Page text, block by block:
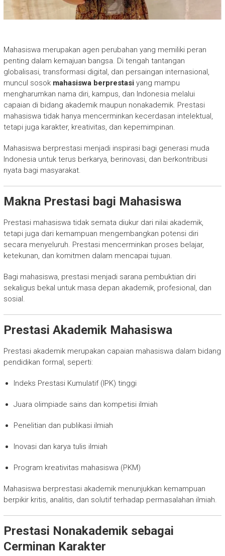
Mahasiswa merupakan agen perubahan yang memiliki peran
penting dalam kemajuan bangsa. Di tengah tantangan
globalisasi, transformasi digital, dan persaingan internasional,
muncul sosok mahasiswa berprestasi yang mampu
mengharumkan nama diri, kampus, dan Indonesia melalui
capaian di bidang akademik maupun nonakademik. Prestasi
mahasiswa tidak hanya mencerminkan kecerdasan intelektual,
tetapi juga karakter, kreativitas, dan kepemimpinan.
Mahasiswa berprestasi menjadi inspirasi bagi generasi muda
Indonesia untuk terus berkarya, berinovasi, dan berkontribusi
nyata bagi masyarakat.
Makna Prestasi bagi Mahasiswa
Prestasi mahasiswa tidak semata diukur dari nilai akademik,
tetapi juga dari kemampuan mengembangkan potensi diri
secara menyeluruh. Prestasi mencerminkan proses belajar,
ketekunan, dan komitmen dalam mencapai tujuan.
Bagi mahasiswa, prestasi menjadi sarana pembuktian diri
sekaligus bekal untuk masa depan akademik, profesional, dan
sosial.
Prestasi Akademik Mahasiswa
Prestasi akademik merupakan capaian mahasiswa dalam bidang
pendidikan formal, seperti:
Indeks Prestasi Kumulatif (IPK) tinggi
Juara olimpiade sains dan kompetisi ilmiah
Penelitian dan publikasi ilmiah
Inovasi dan karya tulis ilmiah
Program kreativitas mahasiswa (PKM)
Mahasiswa berprestasi akademik menunjukkan kemampuan
berpikir kritis, analitis, dan solutif terhadap permasalahan ilmiah.
Prestasi Nonakademik sebagai
Cerminan Karakter